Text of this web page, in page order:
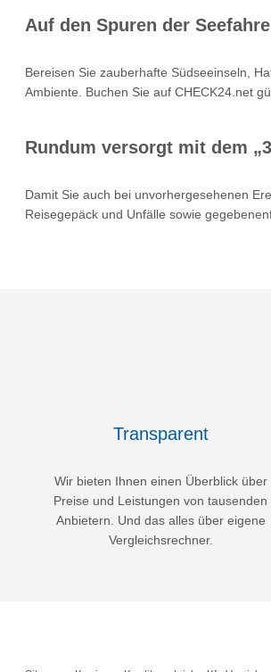
Auf den Spuren der
Bereisen Sie zauberhafte Südseeinseln,
Ambiente. Buchen Sie auf CHECK24.net
Rundum versorgt mit dem
Damit Sie auch bei unvorhergesehenen
Reisegepäck und Unfälle sowie
Transparent
Wir bieten Ihnen einen Überblick über
Preise und Leistungen von tausenden
Anbietern. Und das alles über eigene
Vergleichsrechner.